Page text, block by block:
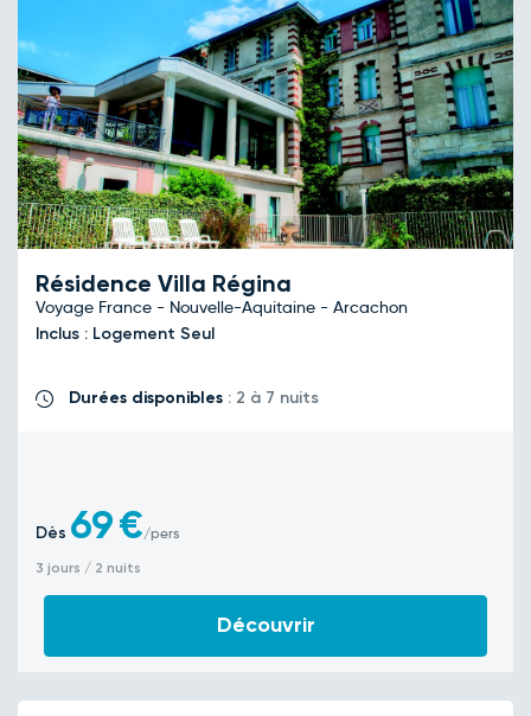
Résidence Villa Régina
Voyage France - Nouvelle-Aquitaine - Arcachon
Inclus : Logement Seul
Durées disponibles : 2 à 7 nuits
Dès 69€/pers
3 jours / 2 nuits
Découvrir